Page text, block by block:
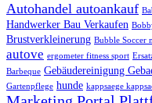
Autohandel autoankauf
Handwerker Bau Verkaufen
Brustverkleinerung Bubble Soccer
autove ergometer fitness sport
Barbeque Gebäudereinigung
Gartenpflege hunde kappsaege